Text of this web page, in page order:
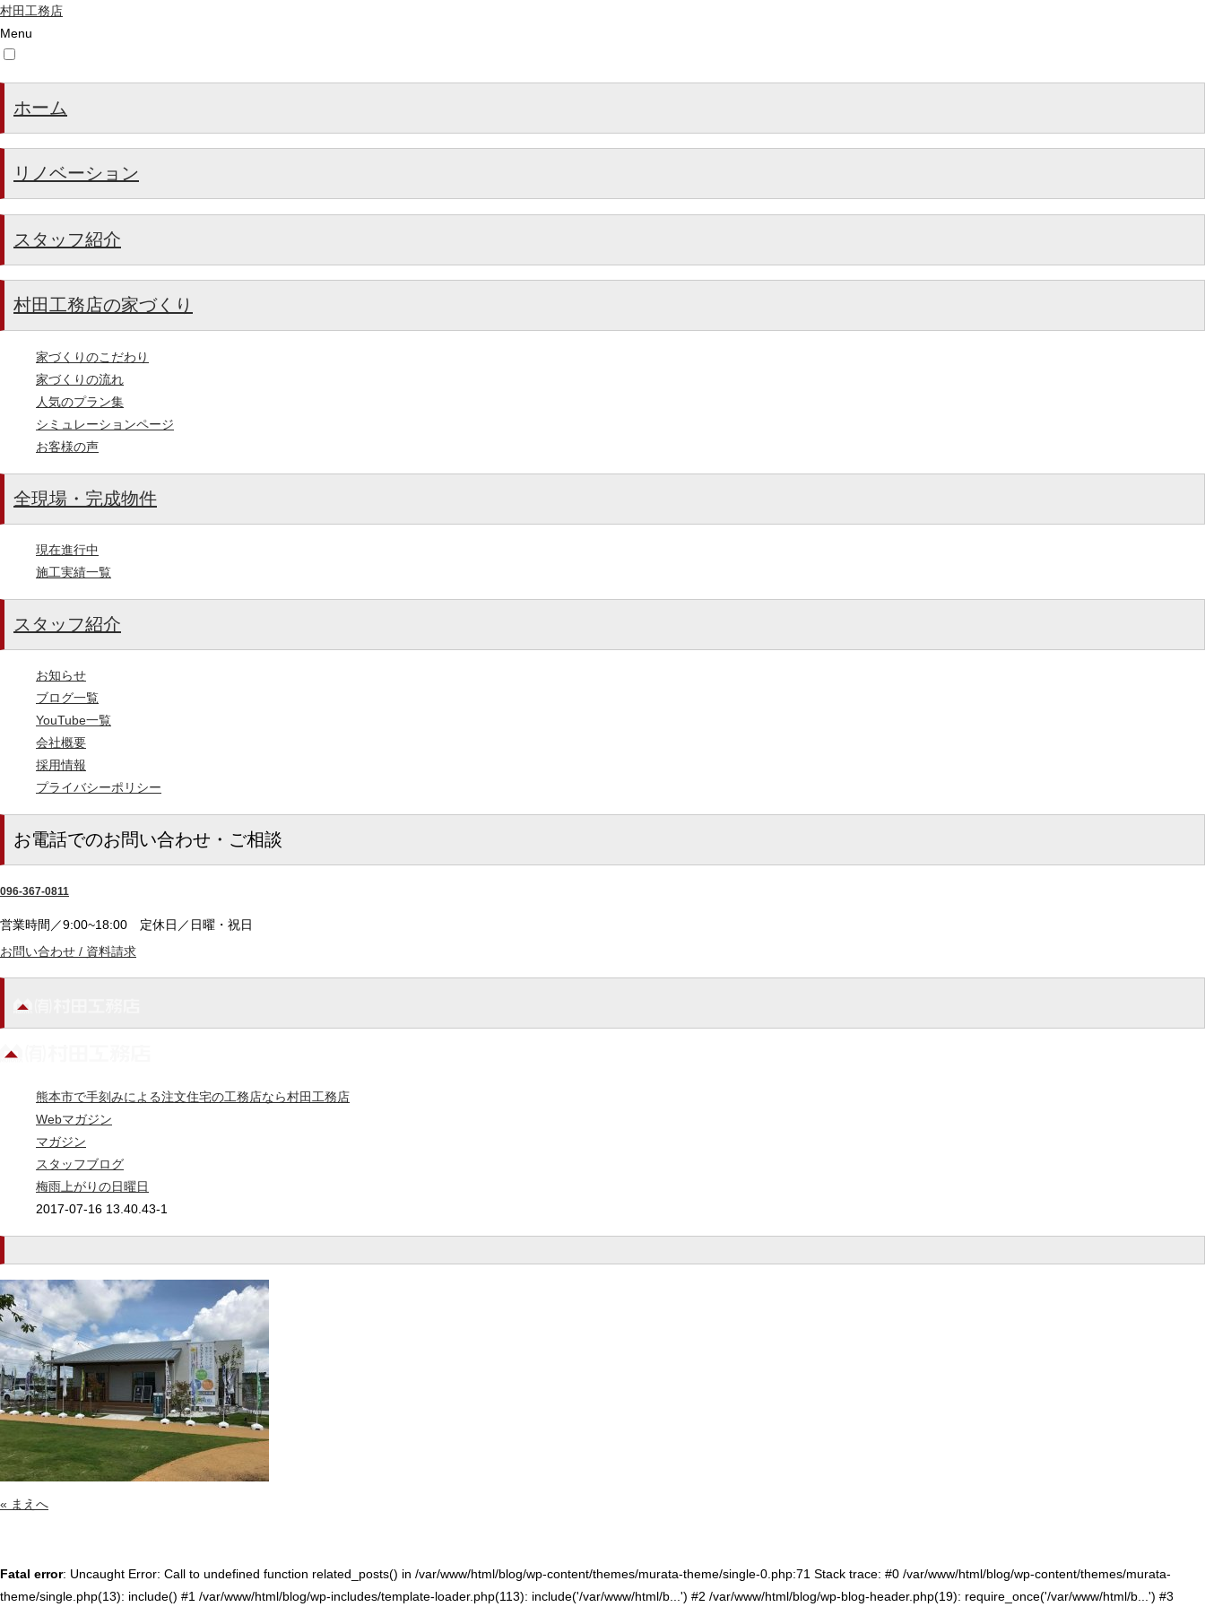
村田工務店
Menu
ホーム
リノベーション
スタッフ紹介
村田工務店の家づくり
家づくりのこだわり
家づくりの流れ
人気のプラン集
シミュレーションページ
お客様の声
全現場・完成物件
現在進行中
施工実績一覧
スタッフ紹介
お知らせ
ブログ一覧
YouTube一覧
会社概要
採用情報
プライバシーポリシー
お電話でのお問い合わせ・ご相談
096-367-0811
営業時間／9:00~18:00 定休日／日曜・祝日
お問い合わせ / 資料請求
熊本市で手刻みによる注文住宅の工務店なら村田工務店
Webマガジン
マガジン
スタッフブログ
梅雨上がりの日曜日
2017-07-16 13.40.43-1
« まえへ
Fatal error: Uncaught Error: Call to undefined function related_posts() in /var/www/html/blog/wp-content/themes/murata-theme/single-0.php:71 Stack trace: #0 /var/www/html/blog/wp-content/themes/murata-
theme/single.php(13): include() #1 /var/www/html/blog/wp-includes/template-loader.php(113): include('/var/www/html/b...') #2 /var/www/html/blog/wp-blog-header.php(19): require_once('/var/www/html/b...') #3